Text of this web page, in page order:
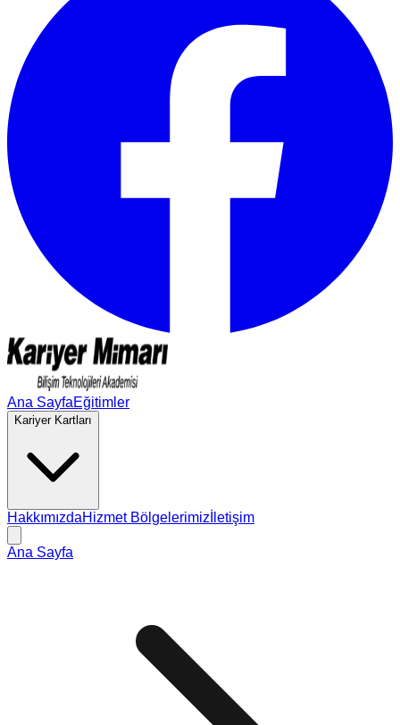
Ana SayfaEğitimler
Kariyer Kartları
HakkımızdaHizmet Bölgelerimiz İletişim
Ana Sayfa